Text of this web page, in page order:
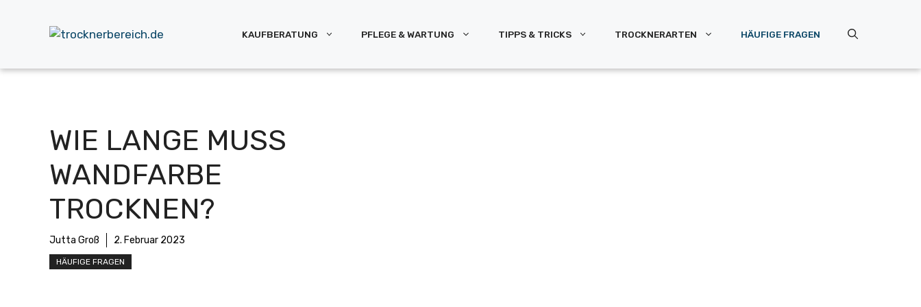
KAUFBERATUNG PFLEGE & WARTUNG TIPPS & TRICKS TROCKNERARTEN HÄUFIGE FRAGEN
WIE LANGE MUSS
WANDFARBE
TROCKNEN?
Jutta Groß 2. Februar 2023
HÄUFIGE FRAGEN